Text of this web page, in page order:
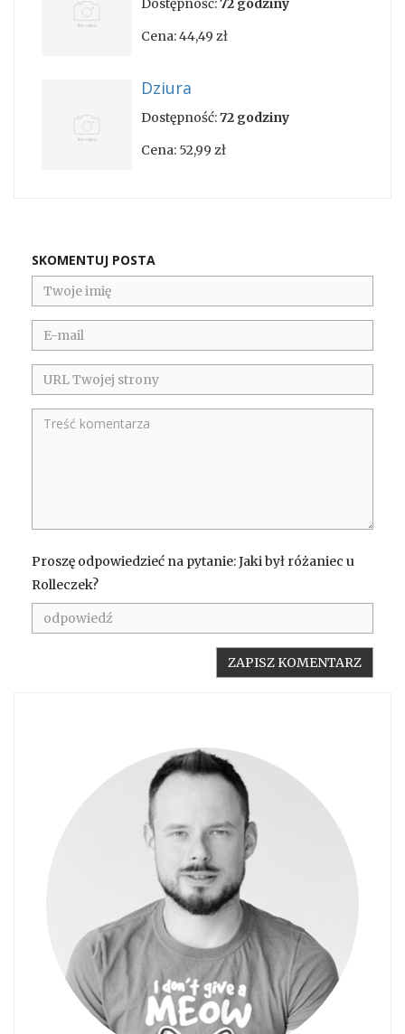
Dostępność:72 godziny
Cena:44,49 zł
Dziura
Dostępność:72 godziny
Cena: 52,99 zł
SKOMENTUJ POSTA
Proszę odpowiedzieć na pytanie: Jaki był różaniec u
Rolleczek?